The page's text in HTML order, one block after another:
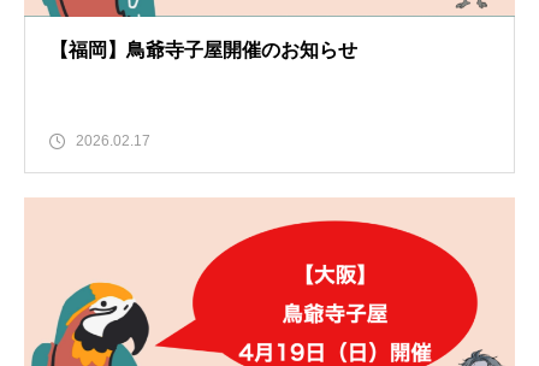
【福岡】鳥爺寺子屋開催のお知らせ
2026.02.17